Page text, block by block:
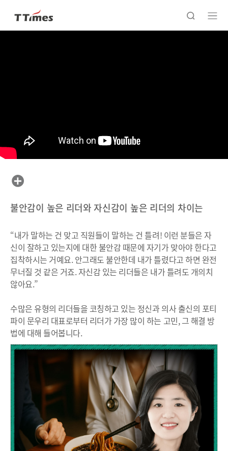
불안감이 높은 리더와 자신감이 높은 리더의 차이는
“내가 말하는 건 맞고 직원들이 말하는 건 틀려! 이런 분들은 자
신이 잘하고 있는지에 대한 불안감 때문에 자기가 맞아야 한다고
집착하시는 거예요. 안그래도 불안한데 내가 틀렸다고 하면 완전
무너질 것 같은 거죠. 자신감 있는 리더들은 내가 틀려도 개의치
않아요.”
수많은 유형의 리더들을 코칭하고 있는 정신과 의사 출신의 포티
파이 문우리 대표로부터 리더가 가장 많이 하는 고민, 그 해결 방
법에 대해 들어봅니다.